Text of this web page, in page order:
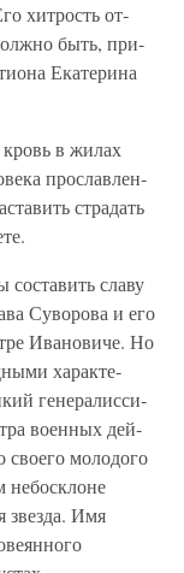
хитрость от­
быть, при­
Екатерина
в жилах
прославлен­
страдать
сла­ву
Суворова и его
Ивановиче. Но
характе­
генералисси­
военных дей­
своего молодого
небосклоне
звезда. Имя